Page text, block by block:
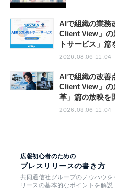
AIで組織の業務
Client View」の
トサービス」篇
2026.08.06 11:04
AIで組織の改善
Client View」の
革」篇の放映を
2026.08.06 11:04
広報初心者のための
プレスリリースの書き方
共同通信社グループのノウハウを
リースの基本的なポイントを解説